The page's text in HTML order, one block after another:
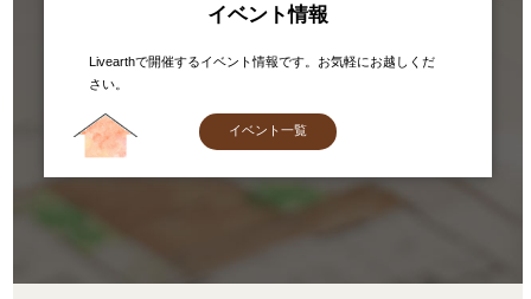
イベント情報
Livearthで開催するイベント情報です。お気軽にお越しくだ
さい。
イベント一覧